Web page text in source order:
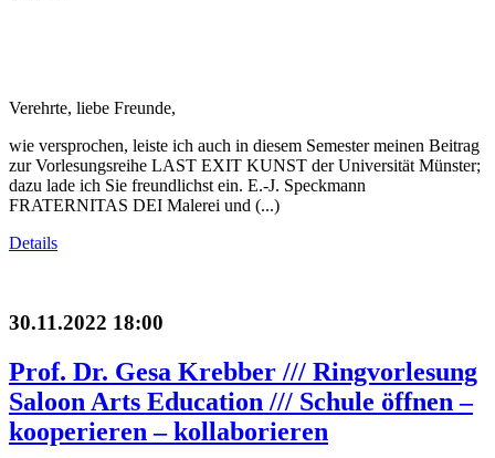
Verehrte, liebe Freunde,
wie versprochen, leiste ich auch in diesem Semester meinen Beitrag
zur Vorlesungsreihe LAST EXIT KUNST der Universität Münster;
dazu lade ich Sie freundlichst ein. E.-J. Speckmann
FRATERNITAS DEI Malerei und (...)
Details
30.11.2022 18:00
Prof. Dr. Gesa Krebber /// Ringvorlesung
Saloon Arts Education /// Schule öffnen –
kooperieren – kollaborieren